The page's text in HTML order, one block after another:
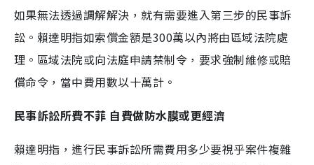
如果無法透過調解解決，就有需要進入第三步的民事訴
訟。賴達明指如索償金額是300萬以內將由區域法院處
理。區域法院或向法庭申請禁制令，要求強制維修或賠
償命令，當中費用數以十萬計。
民事訴訟所費不菲 自費做防水膜或更經濟
賴達明指，進行民事訴訟所需費用多少要視乎案件複雜